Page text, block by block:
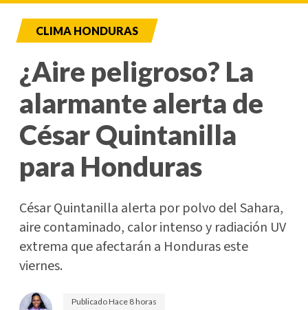
CLIMA HONDURAS
¿Aire peligroso? La
alarmante alerta de
César Quintanilla
para Honduras
César Quintanilla alerta por polvo del Sahara,
aire contaminado, calor intenso y radiación UV
extrema que afectarán a Honduras este
viernes.
PublicadoHace 8 horas